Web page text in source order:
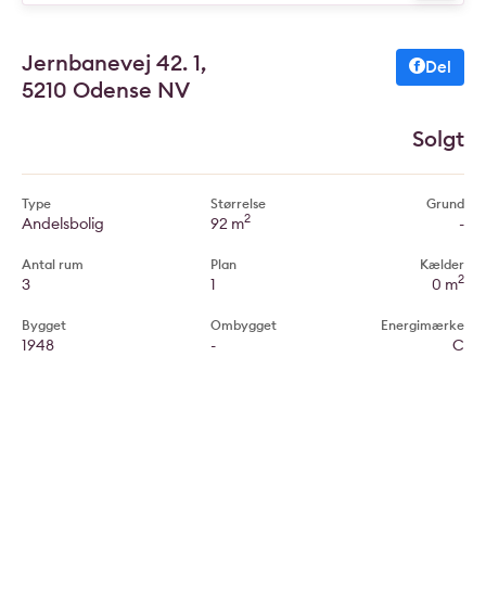
Jernbanevej 42. 1,
5210 Odense NV
Del
Solgt
Type
Andelsbolig
Antal rum
3
Bygget
1948
Størrelse
92 m2
Plan
1
Ombygget
-
Grund
-
Kælder
0 m2
Energimærke
C